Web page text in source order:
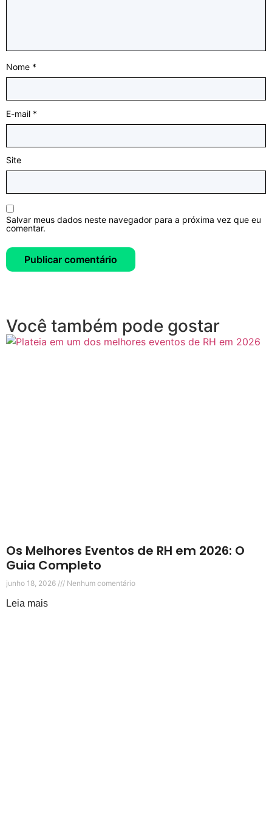
Nome *
E-mail *
Site
Salvar meus dados neste navegador para a próxima vez que eu
comentar.
Você também pode gostar
Os Melhores Eventos de RH em 2026: O
Guia Completo
junho 18, 2026 Nenhum comentário
Leia mais